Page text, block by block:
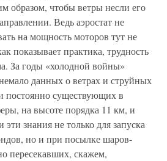
образом, чтобы ветры несли его
Ведь аэростат не
на мощность моторов тут не
показывает практика, трудность
За годы «холодной войны»
данных о ветрах и струйных
постоянно существующих в
на высоте порядка 11 км, и
знания не только для запуска
но и при посылке шаров-
пересекавших, скажем,